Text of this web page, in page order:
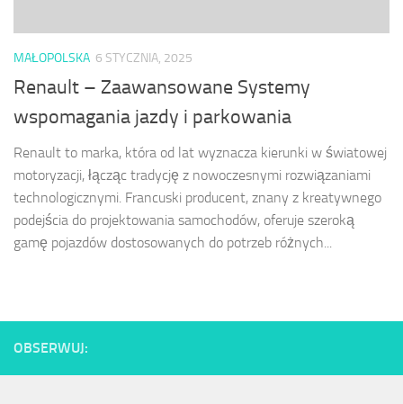
MAŁOPOLSKA 6 STYCZNIA, 2025
Renault – Zaawansowane Systemy
wspomagania jazdy i parkowania
Renault to marka, która od lat wyznacza kierunki w światowej
motoryzacji, łącząc tradycję z nowoczesnymi rozwiązaniami
technologicznymi. Francuski producent, znany z kreatywnego
podejścia do projektowania samochodów, oferuje szeroką
gamę pojazdów dostosowanych do potrzeb różnych...
OBSERWUJ: